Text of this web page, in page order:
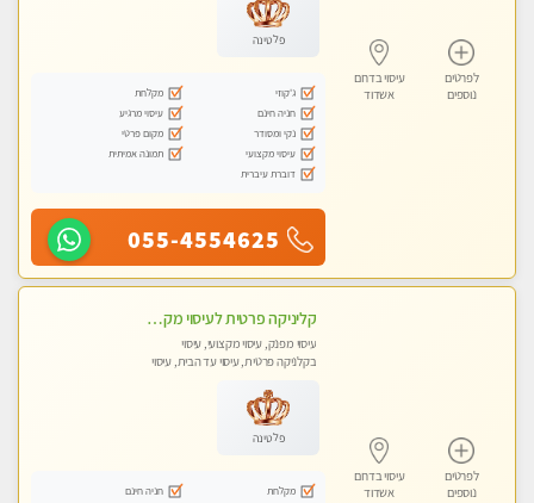
לפרטים
נוספים
עיסוי בדרום
אשדוד
פלטינה
ג'קוזי
מקלחת
חניה חינם
עיסוי מרגיע
נקי ומסודר
מקום פרטי
עיסוי מקצועי
תמונה אמיתית
דוברת עיברית
055-4554625
לפרטים
נוספים
עיסוי בדרום
אשדוד
קליניקה פרטית לעיסוי מקצועי ואלטרנטיבי ברמה גבוהה VIP תתקשר ..... highly recommended..new in the city
עיסוי מפנק, עיסוי מקצועי, עיסוי
בקלניקה פרטית, עיסוי עד הבית, עיסוי
פלטינה
מקלחת
חניה חינם